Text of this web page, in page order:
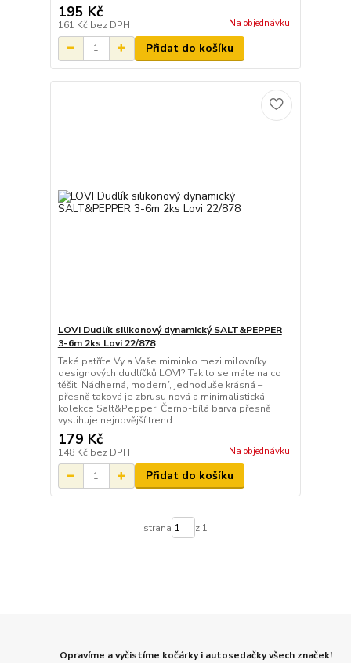
195 Kč
161 Kč bez DPH Na objednávku
Přidat do košíku
LOVI Dudlík silikonový dynamický SALT&PEPPER
3-6m 2ks Lovi 22/878
Také patříte Vy a Vaše miminko mezi milovníky
designových dudlíčků LOVI? Tak to se máte na co
těšit! Nádherná, moderní, jednoduše krásná –
přesně taková je zbrusu nová a minimalistická
kolekce Salt&Pepper. Černo-bílá barva přesně
vystihuje nejnovější trend...
179 Kč
148 Kč bez DPH Na objednávku
Přidat do košíku
strana z 1
Opravíme a vyčistíme kočárky i autosedačky všech značek!